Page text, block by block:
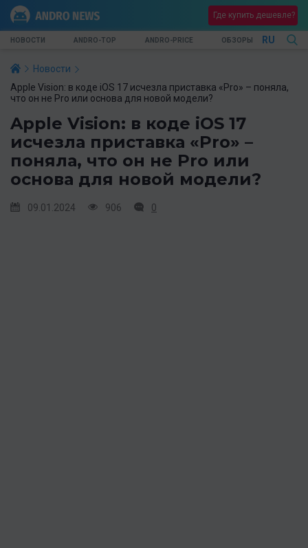
Где купить дешевле?
НОВОСТИ ANDRO-TOP ANDRO-PRICE ОБЗОРЫ RU
Новости
Apple Vision: в коде iOS 17 исчезла приставка «Pro» – поняла,
что он не Pro или основа для новой модели?
Apple Vision: в коде iOS 17
исчезла приставка «Pro» –
поняла, что он не Pro или
основа для новой модели?
09.01.2024 906 0